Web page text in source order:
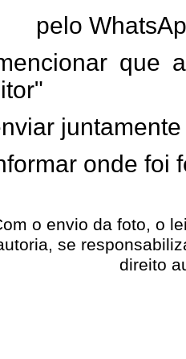
pelo
que
onde foi
o envio da foto, o
se
direito